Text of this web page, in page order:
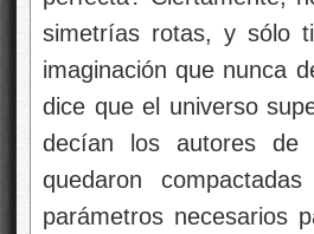
simetrías rotas, y sólo
imaginación que nunca
dice que el universo
decían los autores de
quedaron
parámetros necesarios